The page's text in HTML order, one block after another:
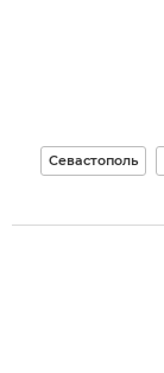
Севастополь